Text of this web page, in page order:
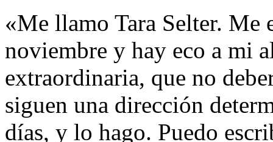
«Me llamo Tara Selter. Me
noviembre y hay eco a mi
extraordinaria, que no
siguen una dirección
días, y lo hago. Puedo